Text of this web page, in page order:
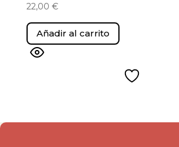
22,00 €
Añadir al carrito